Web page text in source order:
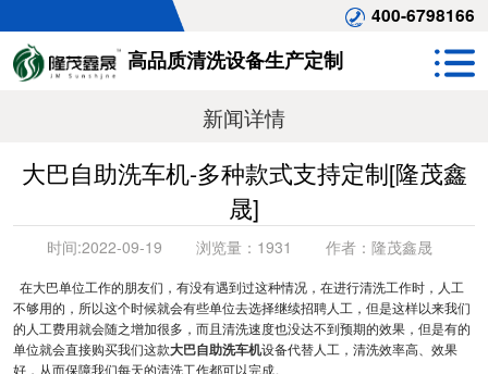
400-6798166
高品质清洗设备生产定制
新闻详情
大巴自助洗车机-多种款式支持定制[隆茂鑫
晟]
时间:2022-09-19 浏览量： 1931 作者： 隆茂鑫晟
在大巴单位工作的朋友们，有没有遇到过这种情况，在进行清洗工作时，人工
不够用的，所以这个时候就会有些单位去选择继续招聘人工，但是这样以来我们
的人工费用就会随之增加很多，而且清洗速度也没达不到预期的效果，但是有的
单位就会直接购买我们这款大巴自助洗车机设备代替人工，清洗效率高、效果
好，从而保障我们每天的清洗工作都可以完成。